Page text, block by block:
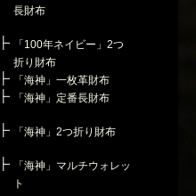
長財布
「100年ネイビー」2つ
折り財布
「海神」一枚革財布
「海神」定番長財布
「海神」2つ折り財布
「海神」マルチウォレッ
ト